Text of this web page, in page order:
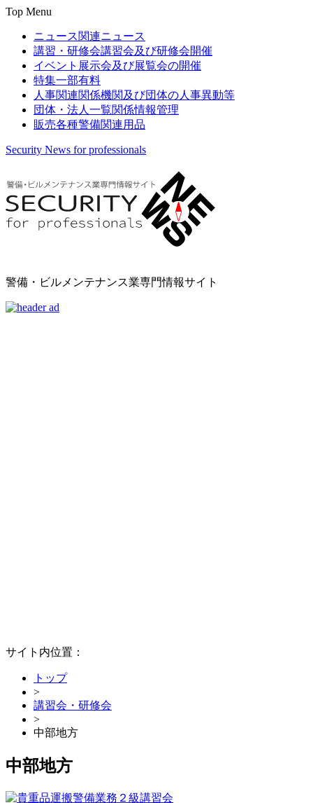
Top Menu
ニュース関連ニュース
講習・研修会講習会及び研修会開催
イベント 展示会及び展覧会の開催
特集一部有料
人事関連関係機関及び団体の人事異動等
団体・法人一覧関係情報管理
販売各種警備関連用品
Security News for professionals
警備・ビルメンテナンス業専門情報サイト
サイト内位置：
トップ
>
講習会・研修会
>
中部地方
中部地方